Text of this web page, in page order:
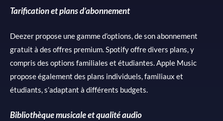
Tarification et plans d’abonnement
Deezer propose une gamme d’options, de son abonnement
gratuit à des offres premium. Spotify offre divers plans, y
compris des options familiales et étudiantes. Apple Music
propose également des plans individuels, familiaux et
étudiants, s’adaptant à différents budgets.
Bibliothèque musicale et qualité audio